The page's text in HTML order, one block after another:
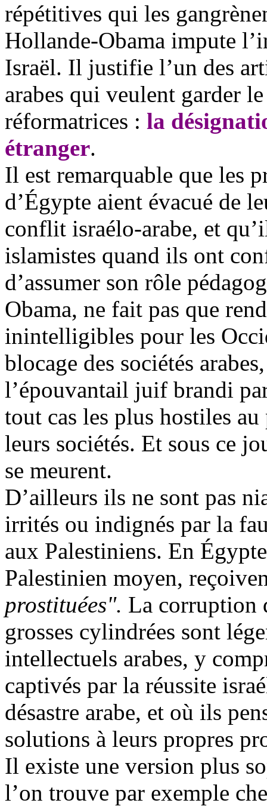
répétitives qui les
Hollande-Obama impute
Israël. Il justifie l’un des
arabes qui veulent garder
réformatrices : la
étranger.
Il est remarquable que les
d’Égypte aient évacué de
conflit israélo-arabe, et
islamistes quand ils ont
d’assumer son rôle
Obama, ne fait pas que
inintelligibles pour les
blocage des sociétés
l’épouvantail juif brandi
tout cas les plus hostiles
leurs sociétés. Et sous ce
se meurent.
D’ailleurs ils ne sont pas
irrités ou indignés par la
aux Palestiniens. En
Palestinien moyen,
prostituées". La corruption
grosses cylindrées sont
intellectuels arabes, y
captivés par la réussite
désastre arabe, et où ils
solutions à leurs propres
Il existe une version plus
l’on trouve par exemple